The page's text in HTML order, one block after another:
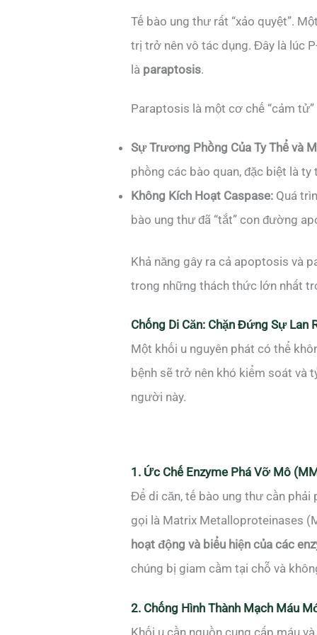
Tế bào ung thư rất “xảo quyệt”.
trị trở nên vô tác dụng. Đây là lúc
là paraptosis.
Paraptosis là một cơ chế “cảm
Sự Trương Phồng Của Ty Thể và
phồng các bào quan, đặc biệt là
Không Kích Hoạt Caspase: Quá
bào ung thư đã “tắt” con đường
Khả năng gây ra cả apoptosis và
trong những thách thức lớn nhất
Chống Di Căn: Chặn Đứng Sự Lan
Một khối u nguyên phát có thể
bệnh sẽ trở nên khó kiểm soát và
người này.
1. Ức Chế Enzyme Phá Vỡ Mô
Để di căn, tế bào ung thư cần phải
gọi là Matrix Metalloproteinases
hoạt động và biểu hiện của các
chúng bị giam cầm tại chỗ và
2. Chống Hình Thành Mạch Máu
Khối u cần nguồn cung cấp máu